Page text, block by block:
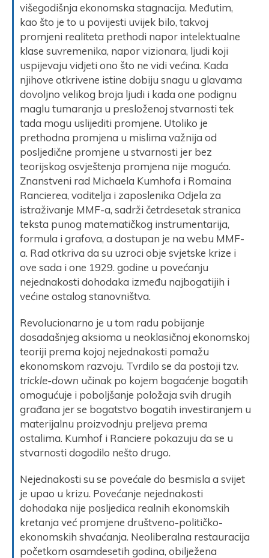
višegodišnja ekonomska stagnacija. Međutim,
kao što je to u povijesti uvijek bilo, takvoj
promjeni realiteta prethodi napor intelektualne
klase suvremenika, napor vizionara, ljudi koji
uspijevaju vidjeti ono što ne vidi većina. Kada
njihove otkrivene istine dobiju snagu u glavama
dovoljno velikog broja ljudi i kada one podignu
maglu tumaranja u presloženoj stvarnosti tek
tada mogu uslijediti promjene. Utoliko je
prethodna promjena u mislima važnija od
posljedične promjene u stvarnosti jer bez
teorijskog osvještenja promjena nije moguća.
Znanstveni rad Michaela Kumhofa i Romaina
Rancierea, voditelja i zaposlenika Odjela za
istraživanje MMF-a, sadrži četrdesetak stranica
teksta punog matematičkog instrumentarija,
formula i grafova, a dostupan je na webu MMF-
a. Rad otkriva da su uzroci obje svjetske krize i
ove sada i one 1929. godine u povećanju
nejednakosti dohodaka između najbogatijih i
većine ostalog stanovništva.
Revolucionarno je u tom radu pobijanje
dosadašnjeg aksioma u neoklasičnoj ekonomskoj
teoriji prema kojoj nejednakosti pomažu
ekonomskom razvoju. Tvrdilo se da postoji tzv.
trickle-down učinak po kojem bogaćenje bogatih
omogućuje i poboljšanje položaja svih drugih
građana jer se bogatstvo bogatih investiranjem u
materijalnu proizvodnju preljeva prema
ostalima. Kumhof i Ranciere pokazuju da se u
stvarnosti dogodilo nešto drugo.
Nejednakosti su se povećale do besmisla a svijet
je upao u krizu. Povećanje nejednakosti
dohodaka nije posljedica realnih ekonomskih
kretanja već promjene društveno-političko-
ekonomskih shvaćanja. Neoliberalna restauracija
početkom osamdesetih godina, obilježena